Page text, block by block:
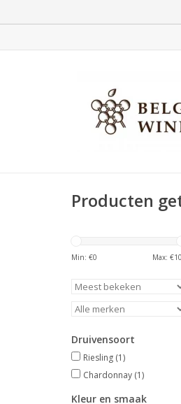
Producten
Min: €0 Max: €
Druivensoort
Riesling (1)
Chardonnay (1)
Kleur en smaak